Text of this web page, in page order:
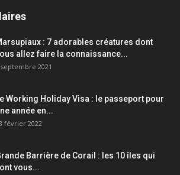
: 7 adorables créatures dont
allez faire la connaissance...
2021
Working Holiday Visa : le passeport pour
année en...
février 2022
Barrière de Corail : les 10 îles qui
vous...